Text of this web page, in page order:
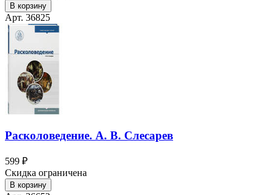
В корзину
Арт. 36825
Расколоведение. А. В. Слесарев
599 ₽
Скидка ограничена
В корзину